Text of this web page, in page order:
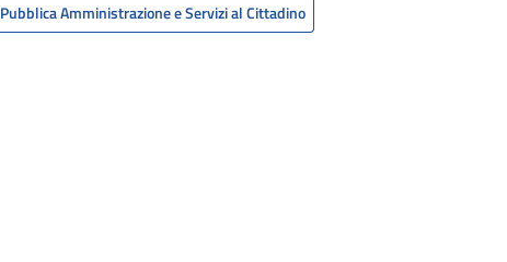
Pubblica Amministrazione e Servizi al Cittadino